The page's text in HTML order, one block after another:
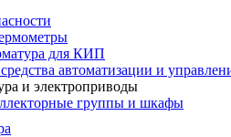
для КИП
автоматизации и
и электроприводы
группы и шкафы